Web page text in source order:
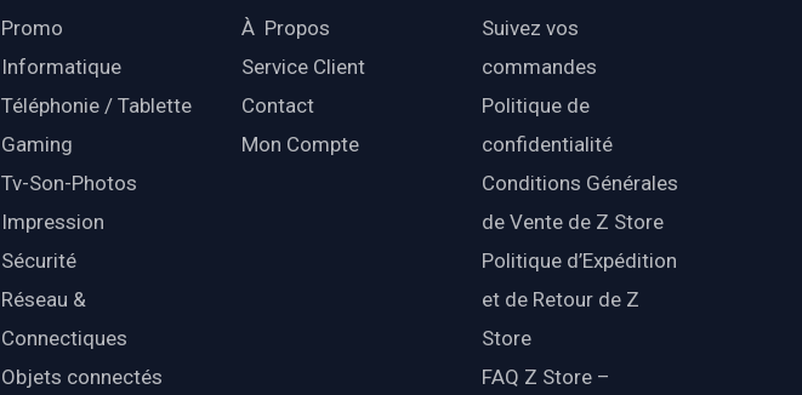
Promo
Informatique
Téléphonie / Tablette
Gaming
Tv-Son-Photos
Impression
Sécurité
Réseau &
Connectiques
Objets connectés
À Propos
Service Client
Contact
Mon Compte
Suivez vos
commandes
Politique de
confidentialité
Conditions Générales
de Vente de Z Store
Politique d’Expédition
et de Retour de Z
Store
FAQ Z Store –